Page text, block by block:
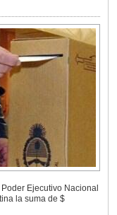
Ejecutivo Nacional
la suma de $